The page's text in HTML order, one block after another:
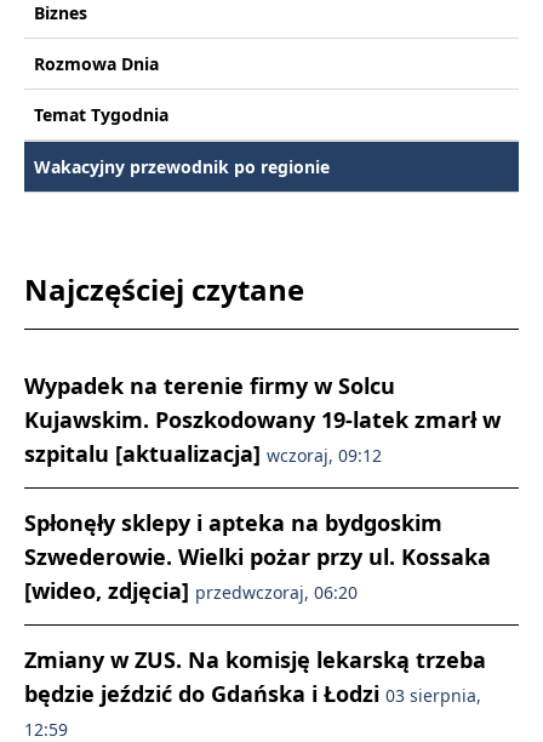
Biznes
Rozmowa Dnia
Temat Tygodnia
Wakacyjny przewodnik po regionie
Najczęściej czytane
Wypadek na terenie firmy w Solcu
Kujawskim. Poszkodowany 19-latek zmarł w
szpitalu [aktualizacja] wczoraj, 09:12
Spłonęły sklepy i apteka na bydgoskim
Szwederowie. Wielki pożar przy ul. Kossaka
[wideo, zdjęcia] przedwczoraj, 06:20
Zmiany w ZUS. Na komisję lekarską trzeba
będzie jeździć do Gdańska i Łodzi 03 sierpnia,
12:59